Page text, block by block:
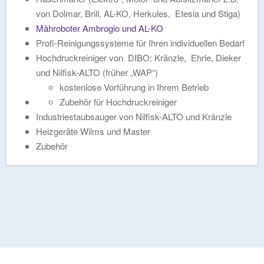
von Dolmar, Brill, AL-KO, Herkules, Etesia und Stiga)
Mähroboter Ambrogio und AL-KO
Profi-Reinigungssysteme für Ihren individuellen Bedarf
Hochdruckreiniger von DIBO; Kränzle, Ehrle, Dieker
und Nilfisk-ALTO (früher „WAP“)
kostenlose Vorführung in Ihrem Betrieb
Zubehör für Hochdruckreiniger
Industriestaubsauger von Nilfisk-ALTO und Kränzle
Heizgeräte Wilms und Master
Zubehör